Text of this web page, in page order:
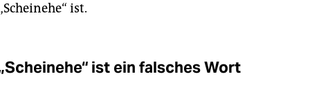
ist.
ist ein falsches Wort